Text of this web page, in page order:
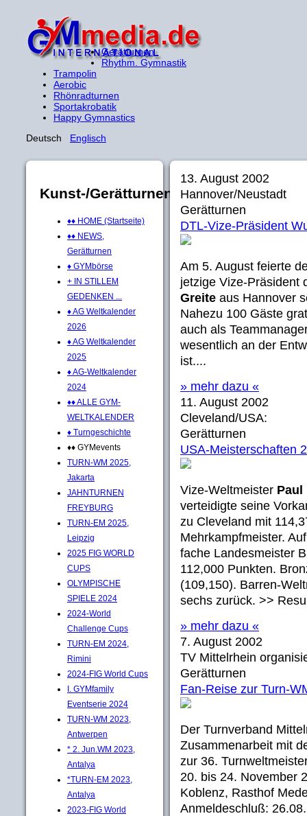
Gerätturnen
Rhythm. Gymnastik
Trampolin
Aerobic
Rhönradturnen
Sportakrobatik
Happy Gymnastics
Deutsch Englisch
Kunst-/Gerätturnen
♦♦ HOME (Startseite)
♦♦ NEWS,
Gerätturnen
♦ GYMbörse
+ IN STILLEM
GEDENKEN ...
♦ AG Weltkalender
2026
♦ AG Weltkalender
2025
♦ AG-Weltkalender
2024
♦♦ ALLE GYM-
WELTKALENDER
♦ Turngeschichte
♦♦ GYMevents
TURN-WM 2025,
Jakarta
JAHNTURNEN
FREYBURG
TURN-EM 2025,
Leipzig
2025 FIG WORLD
CUPS
OLYMPISCHE
SPIELE 2024
2024-World
Challenge Cups
TURN-EM 2024,
Rimini
2024-FIG World Cups
I. GYMfamily
Eventserie 2024
TURN-WM 2023,
Antwerpen
* 2. Jun.WM 2023,
Antalya
*TURN-EM 2023,
Antalya
2023-FIG World
13. August 2002
Hannover/Neustadt
Gerätturnen
DTL-Vize-Präsident
Am 5. August feierte
jetzige Vize-Präsident
Greite aus Hannover
Nahezu 100 Gäste
auch als
wesentlich an der
ist....
» mehr dazu «
11. August 2002
Cleveland/USA:
Gerätturnen
USA-Meisterschaften
Vize-Weltmeister Paul
verteidigte seine
zu Cleveland mit
Mehrkampfmeister.
fache Landesmeister
112,000 Punkten.
(109,150). Barren-
sechs zurück. >>
» mehr dazu «
7. August 2002
TV Mittelrhein
Gerätturnen
Fan-Reise zur Turn-
Der Turnverband
Zusammenarbeit mit
zur 36.
20. bis 24. November
Koblenz, Rasthof
Anmeldeschluß: